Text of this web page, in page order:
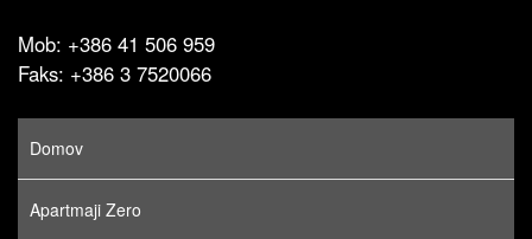
Mob: +386 41 506 959
Faks: +386 3 7520066
Domov
Apartmaji Zero